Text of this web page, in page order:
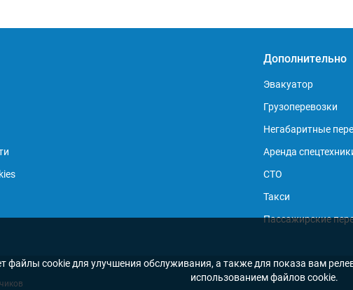
Дополнительно
Эвакуатор
Грузоперевозки
Негабаритные
Аренда
СТО
Такси
Пассажирские
файлы cookie для улучшения обслуживания, а также для показа вам
использованием файлов cookie.